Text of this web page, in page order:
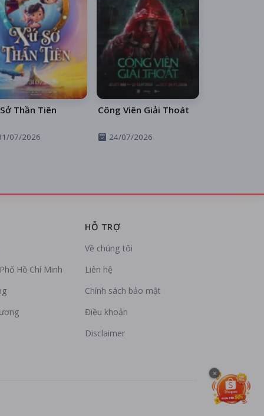
Thần Tiên
07/2026
Công Viên Giải Thoát
24/07/2026
Hồ Chí Minh
HỖ TRỢ
Về chúng tôi
Liên hệ
Chính sách bảo mật
Điều khoản
Disclaimer
×